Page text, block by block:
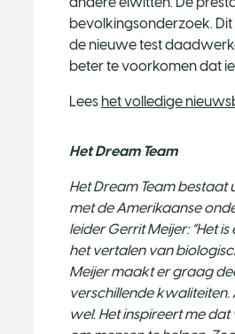
bevolkingsonderzoek.
de nieuwe test
beter te voorkomen dat
Lees het volledige
Het Dream Team
Het Dream Team
met de Amerikaanse
leider Gerrit Meijer: “Het
het vertalen van
Meijer maakt er graag
verschillende kwaliteiten.
wel. Het inspireert me